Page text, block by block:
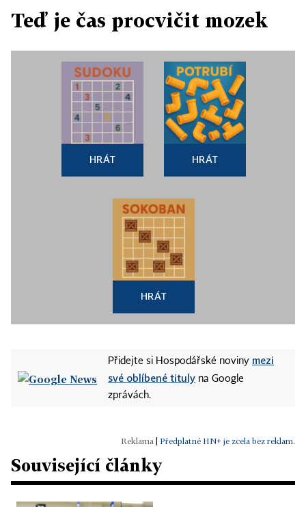
Teď je čas procvičit mozek
HRÁT HRÁT
HRÁT
Přidejte si Hospodářské noviny mezi
své oblíbené tituly na Google
zprávách.
Předplatné HN+ je zcela bez reklam.
Související články